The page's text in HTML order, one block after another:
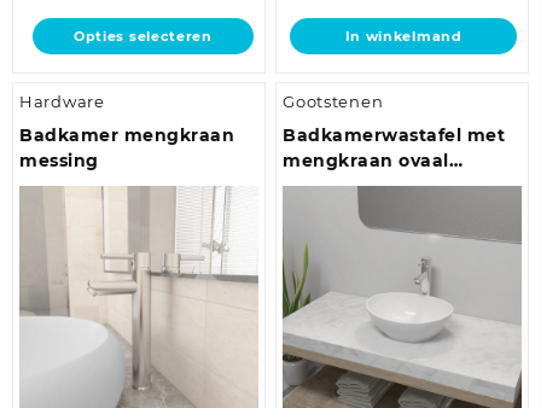
tot
Opties selecteren
Dit
product
meerdere
variaties.
Deze
optie
de
productpagina
In winkelmand
Hardware
Badkamer mengkraan
messing
Gootstenen
Badkamerwastafel met
mengkraan ovaal
keramiek wit